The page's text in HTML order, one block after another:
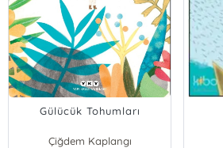
Gülücük Tohumları
Çiğdem Kaplangı